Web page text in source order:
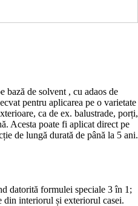
bază de solvent , cu adaos de
pentru aplicarea pe o varietate
ca de ex. balustrade, porți,
Acesta poate fi aplicat direct pe
de lungă durată de până la 5 ani.
datorită formulei speciale 3 în 1;
din interiorul și exteriorul casei.